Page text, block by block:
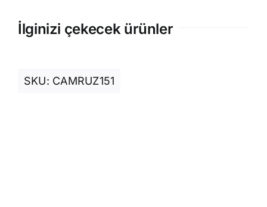
İlginizi çekecek ürünler
SKU: CAMRUZ151